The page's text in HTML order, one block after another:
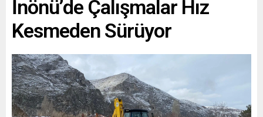
İnönü’de Çalışmalar Hız
Kesmeden Sürüyor